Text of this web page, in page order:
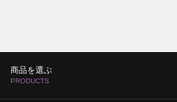
商品を選ぶ
PRODUCTS